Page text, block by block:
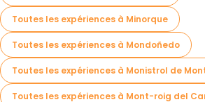
Toutes les expériences à Minorque
Toutes les expériences à Mondoñedo
Toutes les expériences à Monistrol de
Toutes les expériences à Mont-roig del